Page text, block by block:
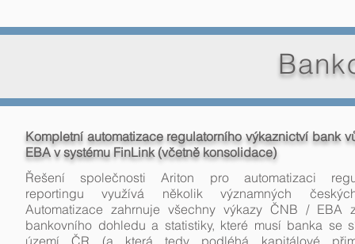
Kompletní automatizace regulatorního výkaznictví bank
EBAv systému FinLink (včetně konsolidace)
Řešení společnosti Ariton pro automatizaci
reportingu využívá několik významných
Automatizace zahrnuje všechny výkazy ČNB / EBA
bankovního dohledu a statistiky, které musí banka se
území ČR (a která tedy podléhá kapitálové